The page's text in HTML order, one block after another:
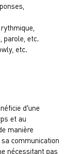
parole, etc.
etc.
d’une
et au
manière
communication
nécessitant pas